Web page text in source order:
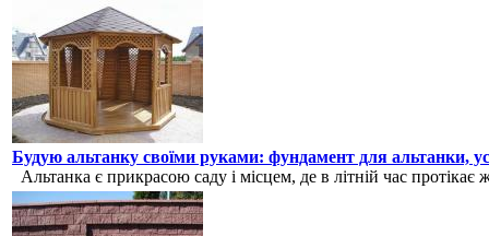
Будую альтанку своїми руками: фундамент для альтанки,
Альтанка є прикрасою саду і місцем, де в літній час протікає